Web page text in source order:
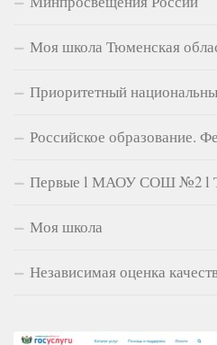
Моя школа Тюменская
Приоритетный
Российское образование.
Первые l МАОУ СОШ №2 l
Моя школа
Независимая оценка